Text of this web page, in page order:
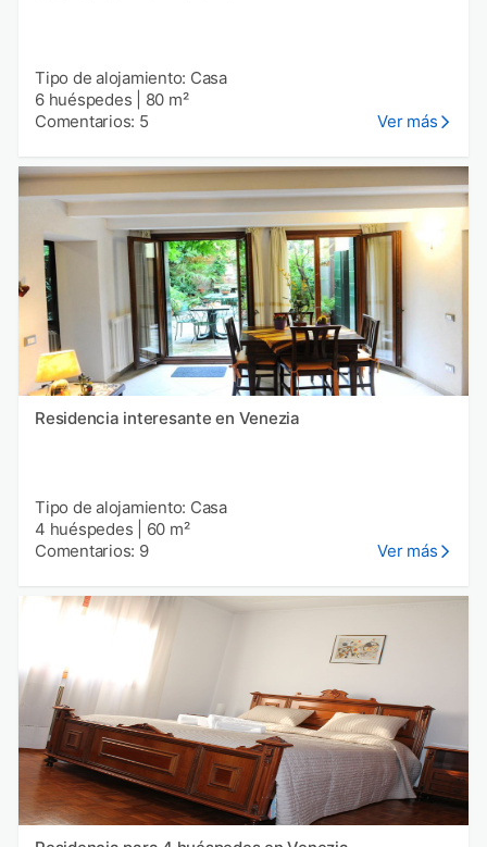
Tipo de alojamiento: Casa
6 huéspedes
80 m²
Comentarios: 5
Ver más
Residencia interesante en Venezia
Tipo de alojamiento: Casa
4 huéspedes
60 m²
Comentarios: 9
Ver más